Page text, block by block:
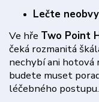
Lečte
Ve hře Two Point
čeká rozmanitá
nechybí ani
budete muset
léčebného postupu.